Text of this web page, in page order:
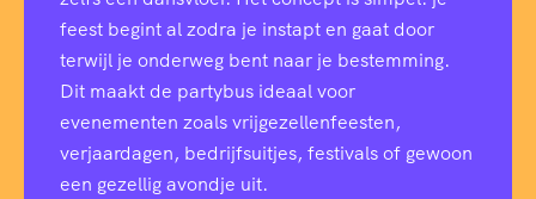
feest begint al zodra je instapt en gaat door
terwijl je onderweg bent naar je bestemming.
Dit maakt de partybus ideaal voor
evenementen zoals vrijgezellenfeesten,
verjaardagen, bedrijfsuitjes, festivals of gewoon
een gezellig avondje uit.